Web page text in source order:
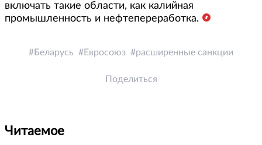
включать такие области, как калийная
промышленность и нефтепереработка.
Беларусь Евросоюз расширенные санкции
Поделиться
Читаемое